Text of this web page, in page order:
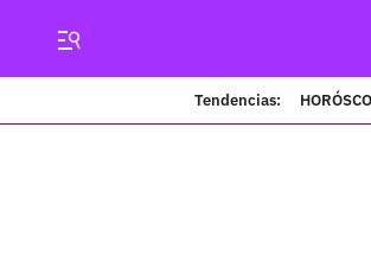
Tendencias: